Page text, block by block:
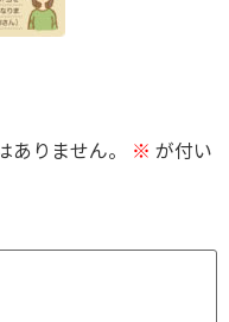
りません。 ※ が付い